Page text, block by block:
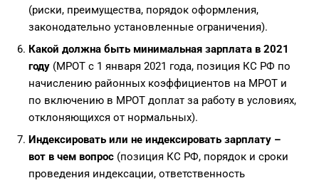
(риски, преимущества, порядок оформления,
законодательно установленные ограничения).
Какой должна быть минимальная зарплата в 2021
году (МРОТ с 1 января 2021 года, позиция КС РФ по
начислению районных коэффициентов на МРОТ и
по включению в МРОТ доплат за работу в условиях,
отклоняющихся от нормальных).
Индексировать или не индексировать зарплату –
вот в чем вопрос (позиция КС РФ, порядок и сроки
проведения индексации, ответственность